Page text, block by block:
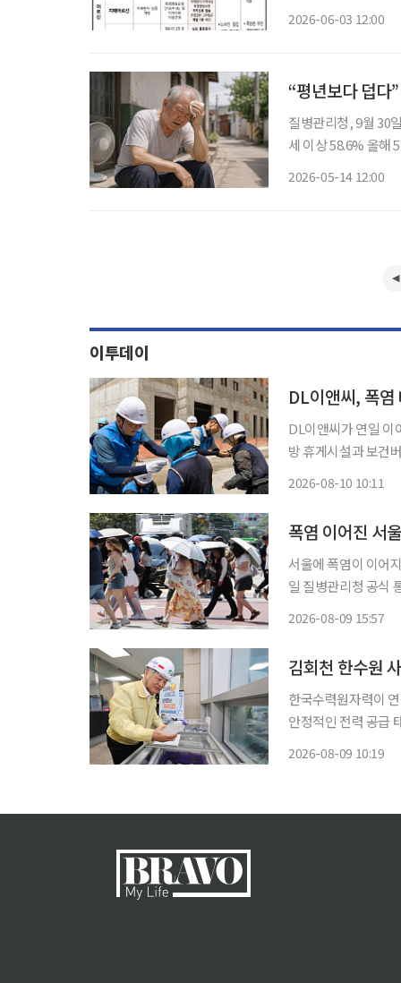
2026-06-03 12:00
“평년보다 덥다
질병관리청, 9월 30
세 이상 58.6% 올해 5~7월,
2026-05-14 12:00
이투데이
DL이앤씨, 폭
DL이앤씨가 연일 이
방 휴게시설과 보건
2026-08-10 10:11
폭염 이어진 서
서울에 폭염이 이어
일 질병관리청 공식
2026-08-09 15:57
김회천 한수원
한국수력원자력이
안정적인 전력 공급 태세를 긴급 점검했다.
2026-08-09 10:19